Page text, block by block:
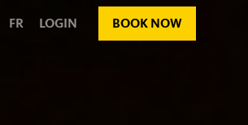
FR LOGIN BOOK NOW